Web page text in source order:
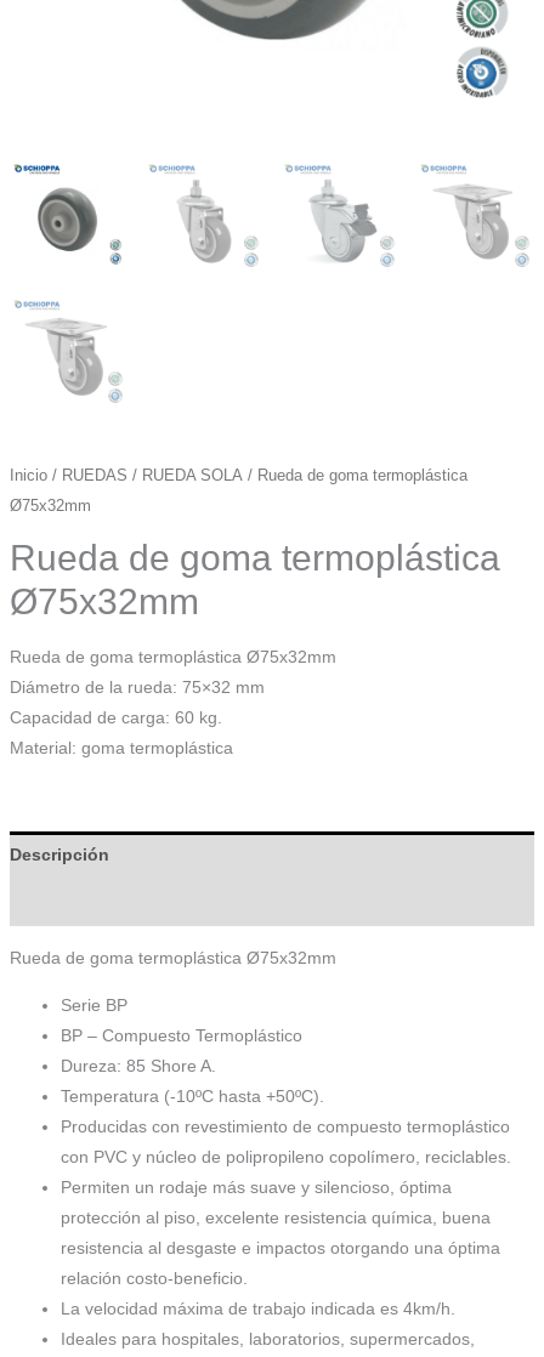
Inicio/ RUEDAS / RUEDA SOLA / Rueda de goma termoplástica
Ø75x32mm
Rueda de goma termoplástica
Ø75x32mm
Rueda de goma termoplástica Ø75x32mm
Diámetro de la rueda: 75×32 mm
Capacidad de carga: 60 kg.
Material: goma termoplástica
Descripción
Rueda de goma termoplástica Ø75x32mm
Serie BP
BP – Compuesto Termoplástico
Dureza: 85 Shore A.
Temperatura (-10ºC hasta +50ºC).
Producidas con revestimiento de compuesto termoplástico
con PVC y núcleo de polipropileno copolímero, reciclables.
Permiten un rodaje más suave y silencioso, óptima
protección al piso, excelente resistencia química, buena
resistencia al desgaste e impactos otorgando una óptima
relación costo-beneficio.
La velocidad máxima de trabajo indicada es 4km/h.
Ideales para hospitales, laboratorios, supermercados,